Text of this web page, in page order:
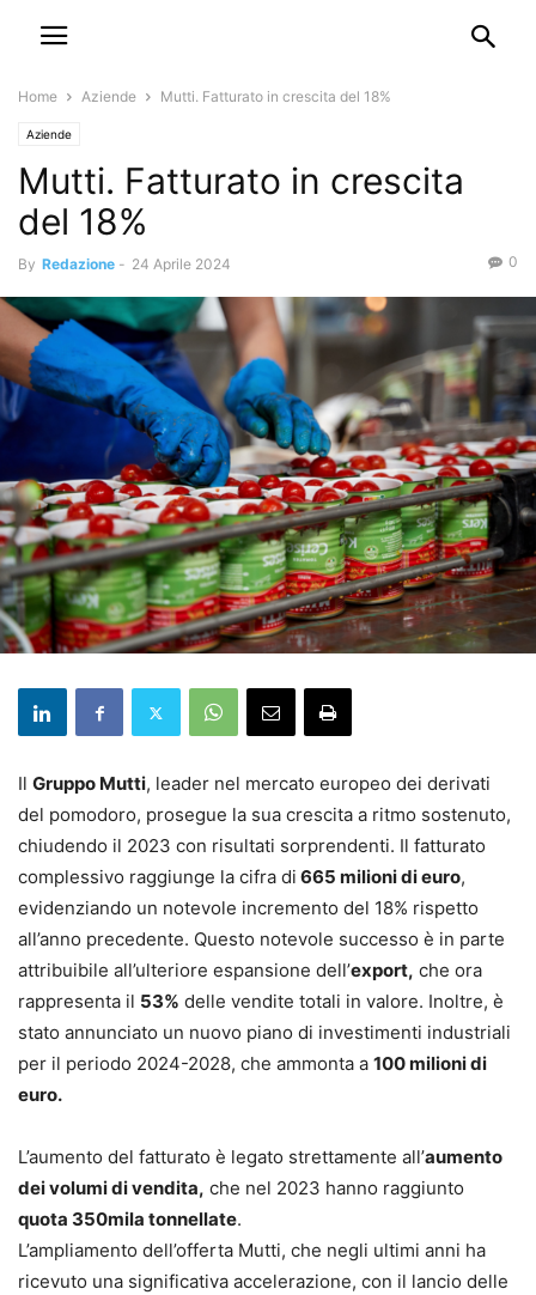
Home Aziende Mutti. Fatturato in crescita del 18%
Aziende
Mutti. Fatturato in crescita
del 18%
By Redazione - 24 Aprile 2024 0
Il Gruppo Mutti, leader nel mercato europeo dei derivati
del pomodoro, prosegue la sua crescita a ritmo sostenuto,
chiudendo il 2023 con risultati sorprendenti. Il fatturato
complessivo raggiunge la cifra di 665 milioni di euro,
evidenziando un notevole incremento del 18% rispetto
all’anno precedente. Questo notevole successo è in parte
attribuibile all’ulteriore espansione dell’export, che ora
rappresenta il 53% delle vendite totali in valore. Inoltre, è
stato annunciato un nuovo piano di investimenti industriali
per il periodo 2024-2028, che ammonta a 100 milioni di
euro.
L’aumento del fatturato è legato strettamente all’aumento
dei volumi di vendita, che nel 2023 hanno raggiunto
quota 350mila tonnellate.
L’ampliamento dell’offerta Mutti, che negli ultimi anni ha
ricevuto una significativa accelerazione, con il lancio delle